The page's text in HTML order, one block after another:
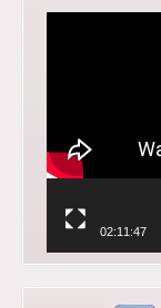
02:11:47